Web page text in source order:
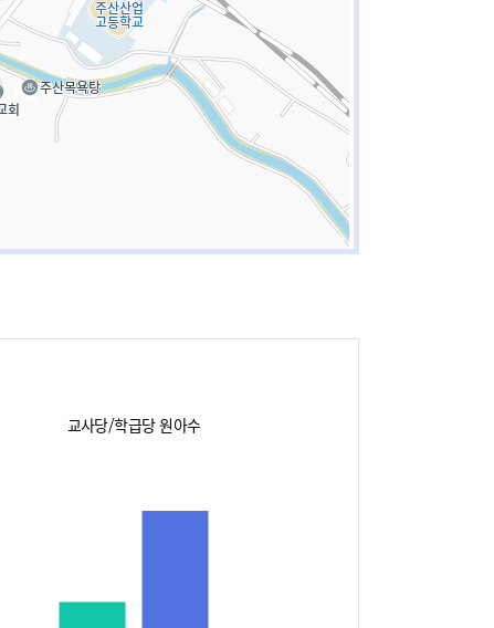
교사당/학급당 원아수